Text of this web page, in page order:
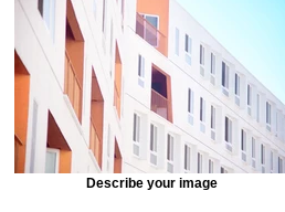
Describe your image